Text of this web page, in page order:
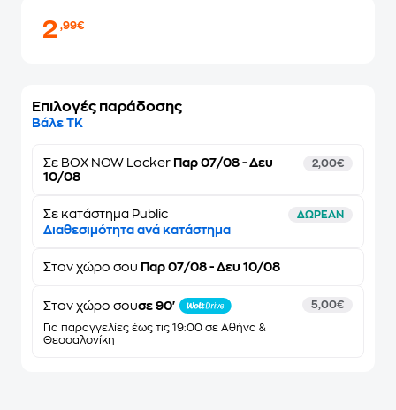
2,99€
Επιλογές παράδοσης
Βάλε ΤΚ
Σε BOX NOW Locker Παρ 07/08 - Δευ
10/08
2,00€
Σε κατάστημα Public ΔΩΡΕΑΝ
Διαθεσιμότητα ανά κατάστημα
Στον χώρο σου Παρ 07/08 - Δευ 10/08
Στον χώρο σουσε 90'
Για παραγγελίες έως τις 19:00 σε Αθήνα &
Θεσσαλονίκη
5,00€